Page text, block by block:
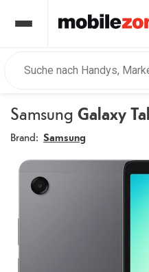
Samsung Galaxy
Brand: Samsung